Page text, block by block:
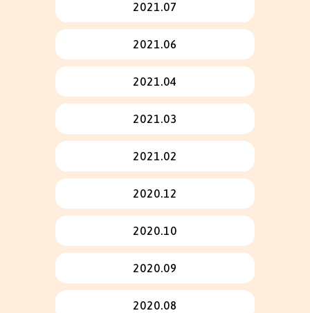
2021.07
2021.06
2021.04
2021.03
2021.02
2020.12
2020.10
2020.09
2020.08